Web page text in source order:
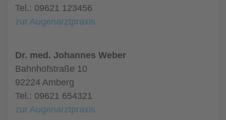
Tel.: 09621 123456
zur Augenarztpraxis
Dr. med. Johannes Weber
Bahnhofstraße 10
92224 Amberg
Tel.: 09621 654321
zur Augenarztpraxis